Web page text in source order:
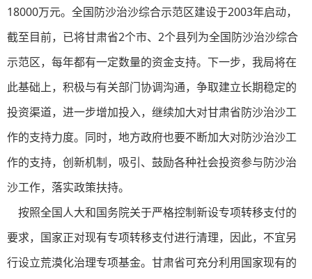
18000万元。全国防沙治沙综合示范区建设于2003年启动，
截至目前，已将甘肃省2个市、2个县列为全国防沙治沙综合
示范区，每年都有一定数量的资金支持。下一步，我局将在
此基础上，积极与有关部门协调沟通，争取建立长期稳定的
投资渠道，进一步增加投入，继续加大对甘肃省防沙治沙工
作的支持力度。同时，地方政府也要不断加大对防沙治沙工
作的支持，创新机制，吸引、鼓励各种社会投资参与防沙治
沙工作，落实政策扶持。
按照全国人大和国务院关于严格控制新设专项转移支付的
要求，国家正对现有专项转移支付进行清理，因此，不宜另
行设立荒漠化治理专项基金。甘肃省可充分利用国家现有的